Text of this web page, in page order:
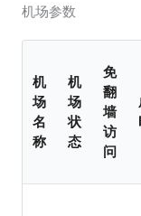
机场参数
机
场
名
称
机
场
状
态
免
翻
墙
访
问